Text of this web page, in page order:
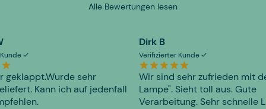
Alle Bewertungen lesen
geklappt.Wurde sehr
Kann ich auf jedenfall
Dirk B
Verifizierter Kunde
Wir sind sehr zufrieden mit
Lampe". Sieht toll aus. Gute
Verarbeitung. Sehr schnelle